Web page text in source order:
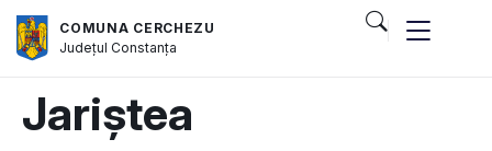
COMUNA CERCHEZU
JudețulConstanța
Jariștea